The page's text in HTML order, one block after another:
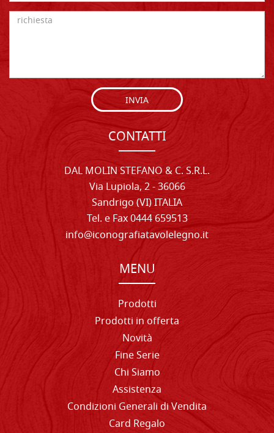
INVIA
CONTATTI
DAL MOLIN STEFANO & C. S.R.L.
Via Lupiola, 2 - 36066
Sandrigo (VI) ITALIA
Tel. e Fax 0444 659513
info@iconografiatavolelegno.it
MENU
Prodotti
Prodotti in offerta
Novità
Fine Serie
Chi Siamo
Assistenza
Condizioni Generali di Vendita
Card Regalo